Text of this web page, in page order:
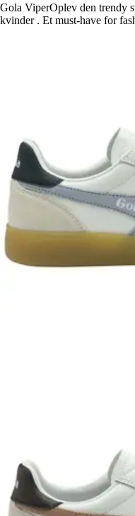
Gola ViperOplev den trendy
kvinder . Et must-have for